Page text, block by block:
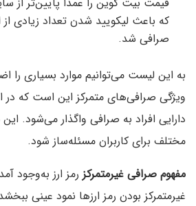
که باعث لیکویید شدن تعداد زیادی از
صرافی شد.
به این لیست می‌توانیم موارد بسیاری را
ویژگی صرافی‌های متمرکز این است که در
دارایی افراد به صرافی واگذار می‌شود.
مختلف برای کاربران مسئله‌ساز شود.
مفهوم صرافی غیرمتمرکز رمز ارز به‌وجود
غیرمتمرکز بودن رمز ارزها نمود عینی